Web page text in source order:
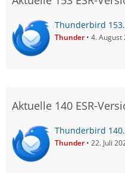
Thunderbird
Thunder 4. August
Aktuelle 140 ESR-
Thunderbird
Thunder 22. Juli